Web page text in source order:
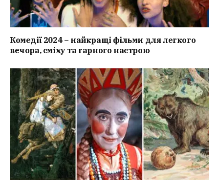
Комедії 2024 – найкращі фільми для легкого
вечора, сміху та гарного настрою